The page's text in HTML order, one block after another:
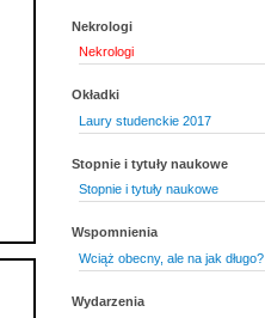
Nekrologi
Nekrologi
Okładki
Laury studenckie 2017
Stopnie i tytuły naukowe
Stopnie i tytuły naukowe
Wspomnienia
Wciąż obecny, ale na jak długo?
Wydarzenia